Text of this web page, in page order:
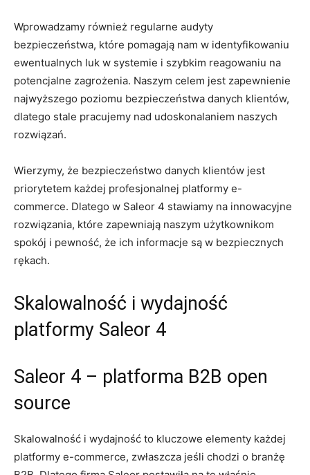
Wprowadzamy​ również ‍regularne‌ audyty
bezpieczeństwa, które pomagają ⁣nam w⁤ identyfikowaniu
ewentualnych luk ‌w⁢ systemie i ⁤szybkim reagowaniu na
potencjalne zagrożenia. Naszym⁤ celem jest ⁢zapewnienie
najwyższego poziomu bezpieczeństwa danych⁣ klientów,
⁢dlatego stale pracujemy⁢ nad udoskonalaniem naszych
rozwiązań.
Wierzymy, że bezpieczeństwo danych klientów‌ jest⁢
priorytetem każdej profesjonalnej platformy e-
commerce. Dlatego w Saleor​ 4 stawiamy ⁢na innowacyjne⁣
rozwiązania, które zapewniają ​naszym użytkownikom
spokój i pewność, że ich informacje są ⁤w bezpiecznych⁣
rękach.
Skalowalność​ i wydajność
⁣platformy Saleor ‍4
Saleor 4 – platforma B2B open
source
Skalowalność i wydajność to kluczowe elementy każdej
platformy e-commerce, zwłaszcza jeśli chodzi o ‍branżę